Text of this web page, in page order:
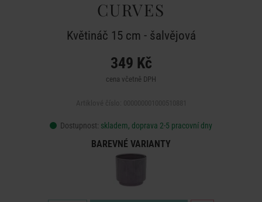
CURVES
Květináč 15 cm - šalvějová
349 Kč
cena včetně DPH
Dostupnost: skladem, doprava 2-5 pracovní dny
BAREVNÉ VARIANTY